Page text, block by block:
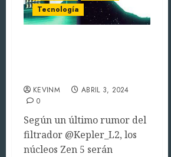
Tecnología
KEVINM
ABRIL 3, 2024
0
Según un último rumor del
filtrador @Kepler_L2, los
núcleos Zen 5 serán